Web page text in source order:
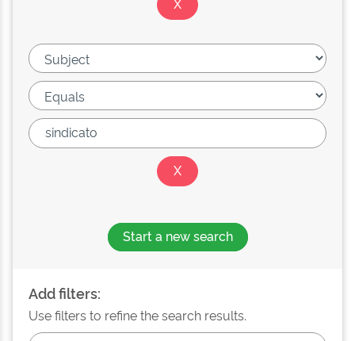
Start a new search
Add filters:
Use filters to refine the search results.